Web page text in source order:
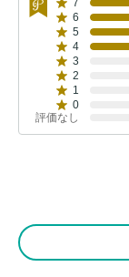
6
5
4
3
2
1
0
評価なし